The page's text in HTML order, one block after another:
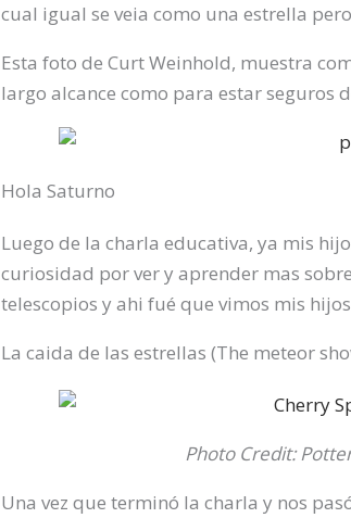
cual igual se veia como una estrella
Esta foto de Curt Weinhold, muestra
largo alcance como para estar seguros
Hola Saturno
Luego de la charla educativa, ya mis
curiosidad por ver y aprender mas
telescopios y ahi fué que vimos mis
La caida de las estrellas (The meteor
Photo Credit:
Una vez que terminó la charla y nos